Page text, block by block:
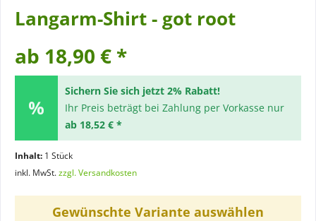
Langarm-Shirt - got root
ab 18,90 € *
Sichern Sie sich jetzt 2% Rabatt!
Ihr Preis beträgt bei Zahlung per Vorkasse nur
ab 18,52 € *
Inhalt: 1 Stück
inkl. MwSt.zzgl. Versandkosten
Gewünschte Variante auswählen